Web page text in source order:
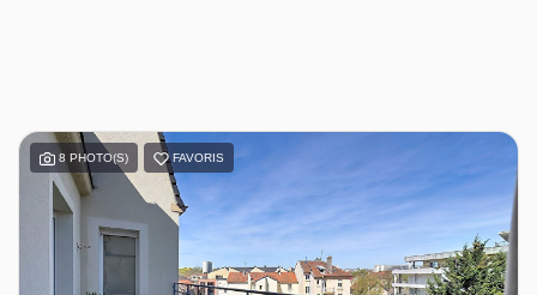
8 PHOTO(S) FAVORIS